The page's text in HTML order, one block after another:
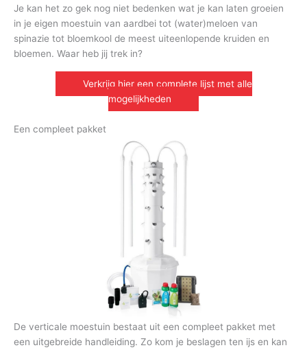
Je kan het zo gek nog niet bedenken wat je kan laten groeien
in je eigen moestuin van aardbei tot (water)meloen van
spinazie tot bloemkool de meest uiteenlopende kruiden en
bloemen. Waar heb jij trek in?
Verkrijg hier een complete lijst met alle
mogelijkheden
Een compleet pakket
De verticale moestuin bestaat uit een compleet pakket met
een uitgebreide handleiding. Zo kom je beslagen ten ijs en kan